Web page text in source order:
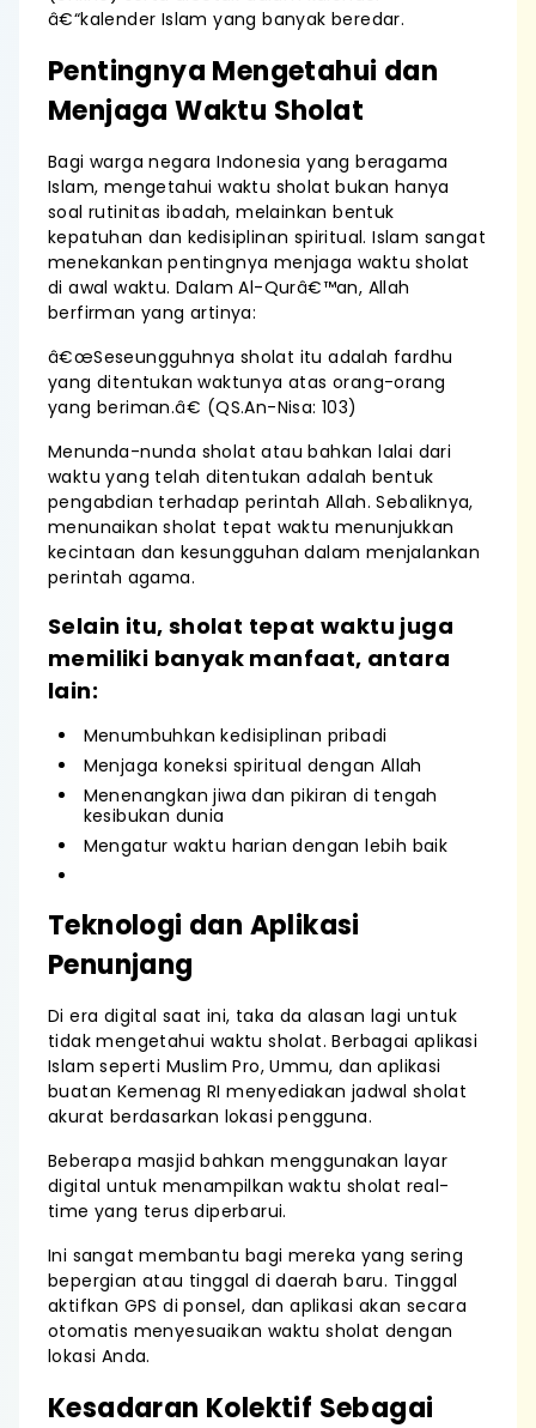
â€“kalender Islam yang banyak beredar.
Pentingnya Mengetahui dan
Menjaga Waktu Sholat
Bagi warga negara Indonesia yang beragama
Islam, mengetahui waktu sholat bukan hanya
soal rutinitas ibadah, melainkan bentuk
kepatuhan dan kedisiplinan spiritual. Islam sangat
menekankan pentingnya menjaga waktu sholat
di awal waktu. Dalam Al-Qurâ€™an, Allah
berfirman yang artinya:
â€œSeseungguhnya sholat itu adalah fardhu
yang ditentukan waktunya atas orang-orang
yang beriman.â€ (QS.An-Nisa: 103)
Menunda-nunda sholat atau bahkan lalai dari
waktu yang telah ditentukan adalah bentuk
pengabdian terhadap perintah Allah. Sebaliknya,
menunaikan sholat tepat waktu menunjukkan
kecintaan dan kesungguhan dalam menjalankan
perintah agama.
Selain itu, sholat tepat waktu juga
memiliki banyak manfaat, antara
lain:
Menumbuhkan kedisiplinan pribadi
Menjaga koneksi spiritual dengan Allah
Menenangkan jiwa dan pikiran di tengah
kesibukan dunia
Mengatur waktu harian dengan lebih baik
Teknologi dan Aplikasi
Penunjang
Di era digital saat ini, taka da alasan lagi untuk
tidak mengetahui waktu sholat. Berbagai aplikasi
Islam seperti Muslim Pro, Ummu, dan aplikasi
buatan Kemenag RI menyediakan jadwal sholat
akurat berdasarkan lokasi pengguna.
Beberapa masjid bahkan menggunakan layar
digital untuk menampilkan waktu sholat real-
time yang terus diperbarui.
Ini sangat membantu bagi mereka yang sering
bepergian atau tinggal di daerah baru. Tinggal
aktifkan GPS di ponsel, dan aplikasi akan secara
otomatis menyesuaikan waktu sholat dengan
lokasi Anda.
Kesadaran Kolektif Sebagai